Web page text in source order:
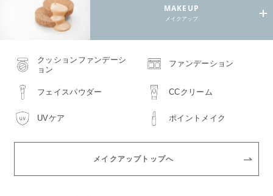
MAKEUP
メイクアップ
クッションファンデーシ
ョン
ファンデーション
フェイスパウダー CCクリーム
UVケア ポイントメイク
メイクアップトップへ